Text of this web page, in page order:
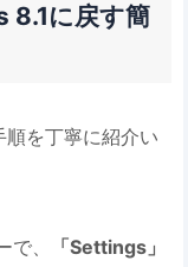
に戻す簡
を丁寧に紹介い
、
「Settings」